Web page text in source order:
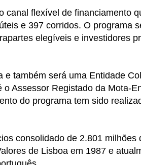
canal flexível de financiamento
e 397 corridos. O programa
elegíveis e investidores
também será uma Entidade
Assessor Registado da Mota-
do programa tem sido
consolidado de 2.801 milhões
de Lisboa em 1987 e